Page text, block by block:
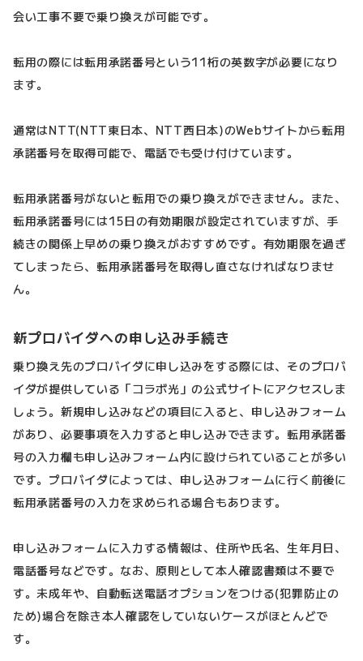
会い工事不要で乗り換えが可能です。
転用の際には転用承諾番号という11桁の英数字が必要になり
ます。
通常はNTT(NTT東日本、NTT西日本)のWebサイトから転用
承諾番号を取得可能で、電話でも受け付けています。
転用承諾番号がないと転用での乗り換えができません。また、
転用承諾番号には15日の有効期限が設定されていますが、手
続きの関係上早めの乗り換えがおすすめです。有効期限を過ぎ
てしまったら、転用承諾番号を取得し直さなければなりませ
ん。
新プロバイダへの申し込み手続き
乗り換え先のプロバイダに申し込みをする際には、そのプロバ
イダが提供している「コラボ光」の公式サイトにアクセスしま
しょう。新規申し込みなどの項目に入ると、申し込みフォーム
があり、必要事項を入力すると申し込みできます。転用承諾番
号の入力欄も申し込みフォーム内に設けられていることが多い
です。プロバイダによっては、申し込みフォームに行く前後に
転用承諾番号の入力を求められる場合もあります。
申し込みフォームに入力する情報は、住所や氏名、生年月日、
電話番号などです。なお、原則として本人確認書類は不要で
す。未成年や、自動転送電話オプションをつける(犯罪防止の
ため)場合を除き本人確認をしていないケースがほとんどで
す。